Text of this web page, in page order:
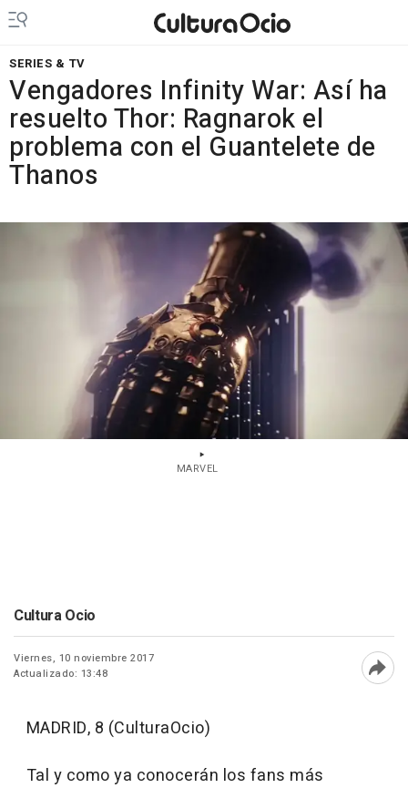
SERIES & TV
Vengadores Infinity War: Así ha
resuelto Thor: Ragnarok el
problema con el Guantelete de
Thanos
MARVEL
Cultura Ocio
Viernes, 10 noviembre 2017
Actualizado: 13:48
MADRID, 8 (CulturaOcio)
Tal y como ya conocerán los fans más